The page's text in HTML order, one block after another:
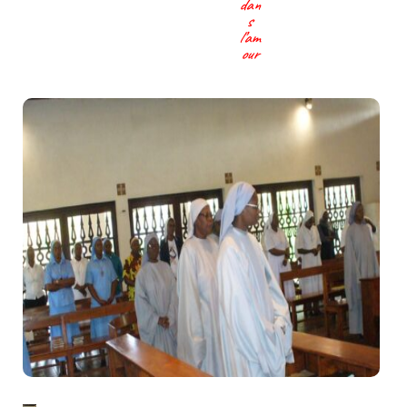
dan
s
l’am
our